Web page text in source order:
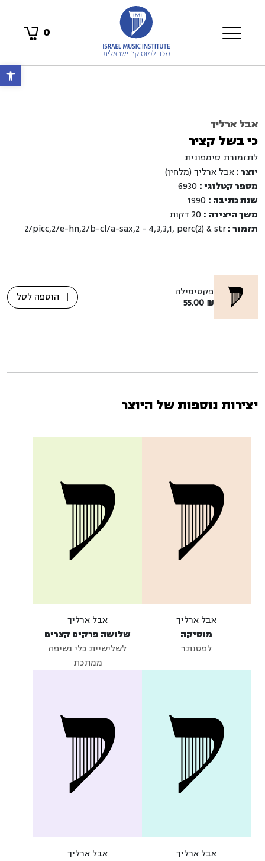
0
אבל ארליך
כי בשל קציר
לתזמורת סימפונית
יוצר :אבל ארליך (מלחין)
מספר קטלוגי :
שנת כתיבה :
משך היצירה :
תזמור :2/picc,2/e-hn,2/b-cl/a-sax,2 - 4,3,3,1, perc(2) & str
פקסימילה
55.00 ₪ הוספה לסל
יצירות נוספות של היוצר
אבל ארליך
מוסיקה
לפסנתר
אבל ארליך
שלושה פרקים קצרים
לשלישיית כלי נשיפה
ממתכת
אבל ארליך
אבל ארליך